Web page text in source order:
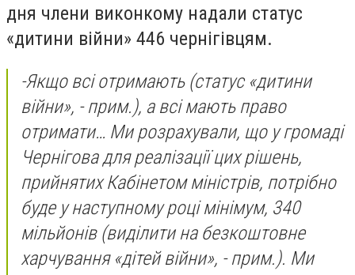
дня члени виконкому надали статус
«дитини війни» 446 чернігівцям.
-Якщо всі отримають(статус «дитини
війни», - прим.), а всі мають право
отримати… Ми розрахували, що у громаді
Чернігова для реалізації цих рішень,
прийнятих Кабінетом міністрів, потрібно
буде у наступному році мінімум, 340
мільйонів (виділити на безкоштовне
харчування «дітей війни», - прим.). Ми